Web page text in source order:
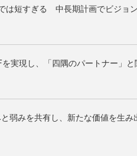
は短すぎる 中長期計画でビジョ
を実現し、「四隅のパートナー」と
弱みを共有し、新たな価値を生み